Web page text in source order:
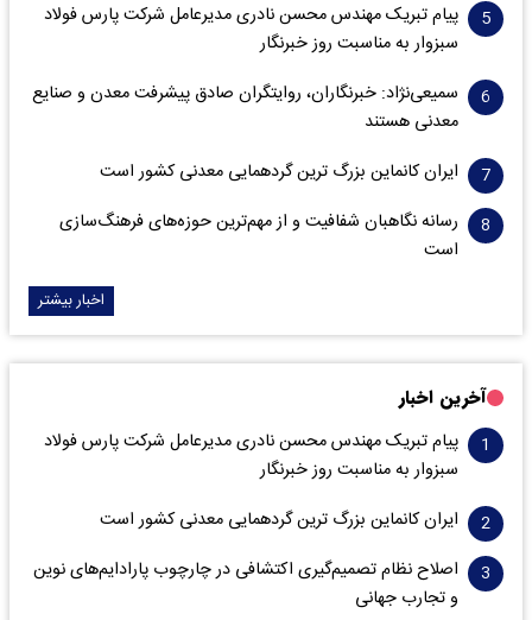
پیام تبریک مهندس محسن نادری مدیرعامل شرکت پارس فولاد
سبزوار به مناسبت روز خبرنگار
سمیعی‌نژاد: خبرنگاران، روایتگران صادق پیشرفت معدن و صنایع
معدنی هستند
ایران کانماین بزرگ ترین گردهمایی معدنی کشور است
رسانه نگاهبان شفافیت و از مهم‌ترین حوزه‌های فرهنگ‌سازی
است
اخبار بیشتر
آخرین اخبار
پیام تبریک مهندس محسن نادری مدیرعامل شرکت پارس فولاد
سبزوار به مناسبت روز خبرنگار
ایران کانماین بزرگ ترین گردهمایی معدنی کشور است
اصلاح نظام تصمیم‌گیری اکتشافی در چارچوب پارادایم‌های نوین
و تجارب جهانی